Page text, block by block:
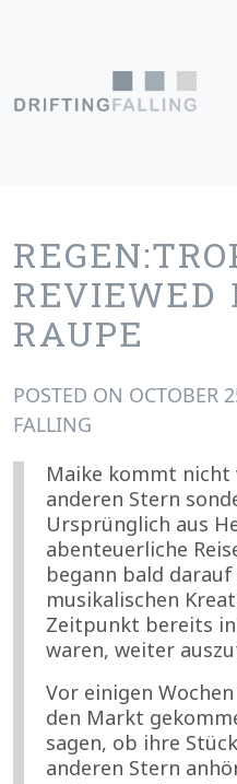
Main Navigation
REVIEWED
RAUPE
POSTED ON OCTOBER
FALLING
Maike kommt nicht
anderen Stern
Ursprünglich aus
abenteuerliche
begann bald
musikalischen
Zeitpunkt bereits
waren, weiter
Vor einigen
den Markt
sagen, ob ihre
anderen Stern